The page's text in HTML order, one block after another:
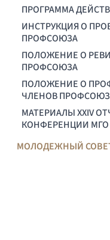
ПРОГРАММА
ИНСТРУКЦИЯ О
ПРОФСОЮЗА
ПОЛОЖЕНИЕ О
ПРОФСОЮЗА
ПОЛОЖЕНИЕ О
ЧЛЕНОВ
МАТЕРИАЛЫ XXIV
КОНФЕРЕНЦИИ
МОЛОДЕЖНЫЙ